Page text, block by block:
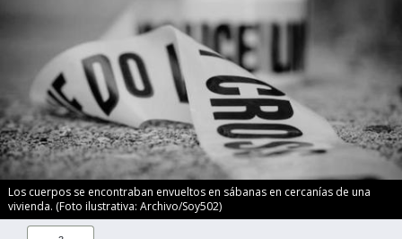
Los cuerpos se encontraban envueltos en sábanas en cercanías de una
vivienda. (Foto ilustrativa: Archivo/Soy502)